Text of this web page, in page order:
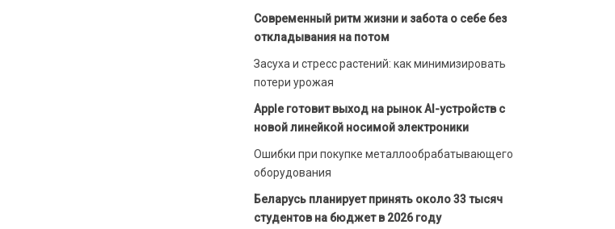
Современный ритм жизни и забота о себе без
откладывания на потом
Засуха и стресс растений: как минимизировать
потери урожая
Apple готовит выход на рынок AI-устройств с
новой линейкой носимой электроники
Ошибки при покупке металлообрабатывающего
оборудования
Беларусь планирует принять около 33 тысяч
студентов на бюджет в 2026 году